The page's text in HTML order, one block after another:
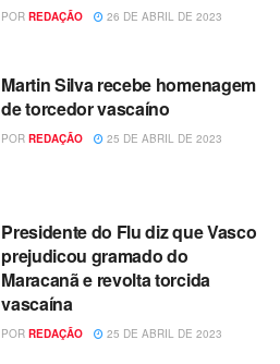
POR REDAÇÃO 26 DE ABRIL DE 2023
Martin Silva recebe homenagem
de torcedor vascaíno
POR REDAÇÃO 25 DE ABRIL DE 2023
Presidente do Flu diz que Vasco
prejudicou gramado do
Maracanã e revolta torcida
vascaína
POR REDAÇÃO 25 DE ABRIL DE 2023